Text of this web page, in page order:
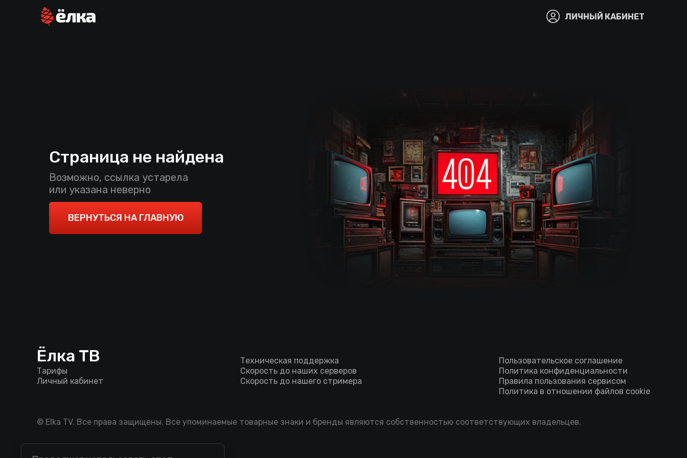
ЛИЧНЫЙ КАБИНЕТ
Страница не найдена
Возможно, ссылка устарела
или указана неверно
ВЕРНУТЬСЯ НА ГЛАВНУЮ
Ёлка ТВ
Тарифы
Личный кабинет
Техническая поддержка
Скорость до наших серверов
Скорость до нашего стримера
Пользовательское соглашение
Политика конфиденциальности
Правила пользования сервисом
Политика в отношении файлов cookie
© Elka TV. Все права защищены. Все упоминаемые товарные знаки и бренды являются собственностью соответствующих владельцев.